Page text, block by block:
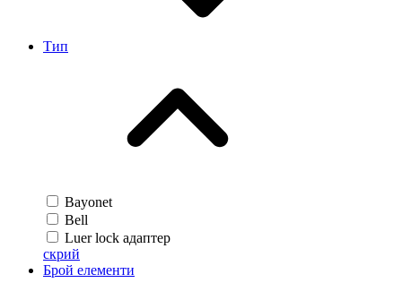
Тип
Bayonet
Bell
Luer lock адаптер
скрий
Брой елементи